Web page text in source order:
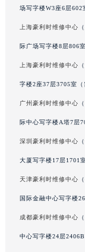
吉林省
辽宁省抚
场写字楼W3座6层602
上海豪利时维修中心
际广场写字楼8层806
上海豪利时维修中心
字楼2座37层3705室（
广州豪利时维修中心
际中心写字楼A塔7层
深圳豪利时维修中心
大厦写字楼17层1701
天津豪利时维修中心
国际金融中心写字楼
成都豪利时维修中心
中心写字楼24层